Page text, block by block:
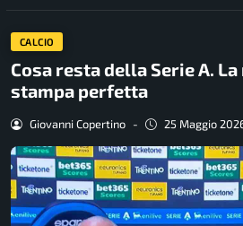
CALCIO
Cosa resta della Serie A.
stampa perfetta
Giovanni Copertino - 25 Maggio